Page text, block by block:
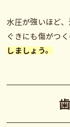
水圧が強いほど
ぐきにも傷がつく
しましょう。